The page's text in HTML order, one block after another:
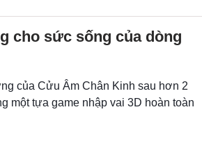
cho sức sống của dòng
của Cửu Âm Chân Kinh sau hơn 2
một tựa game nhập vai 3D hoàn toàn